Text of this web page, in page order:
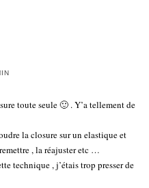
toute seule 🙂 . Y’a tellement de
la closure sur un elastique et
, la réajuster etc …
technique , j’étais trop presser de